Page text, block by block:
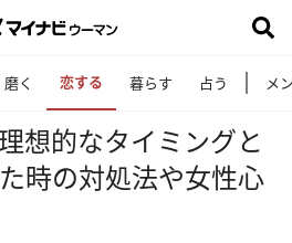
磨く 恋する 暮らす 占う メ
想的なタイミングと
時の対処法や女性心